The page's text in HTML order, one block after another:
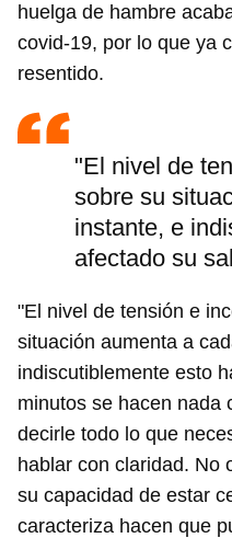
huelga de hambre
covid-19, por lo que ya
resentido.
"El nivel de
sobre su
instante, e
afectado su
"El nivel de tensión e
situación aumenta a
indiscutiblemente esto
minutos se hacen nada
decirle todo lo que
hablar con claridad. No
su capacidad de estar
caracteriza hacen que